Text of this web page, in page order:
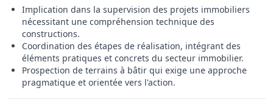
Implication dans la supervision des projets immobiliers
nécessitant une compréhension technique des
constructions.
Coordination des étapes de réalisation, intégrant des
éléments pratiques et concrets du secteur immobilier.
Prospection de terrains à bâtir qui exige une approche
pragmatique et orientée vers l'action.